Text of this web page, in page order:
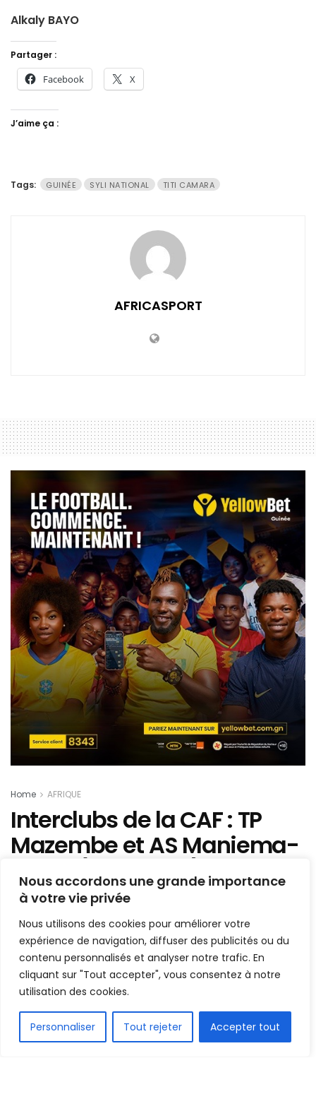
Nous accordons une grande importance
à votre vie privée
Nous utilisons des cookies pour améliorer votre
expérience de navigation, diffuser des publicités ou du
contenu personnalisés et analyser notre trafic. En
cliquant sur "Tout accepter", vous consentez à notre
utilisation des cookies.
Personnaliser Tout rejeter Accepter tout
Alkaly BAYO
Partager :
Facebook X
J’aime ça :
Tags: GUINÉE SYLI NATIONAL TITI CAMARA
AFRICASPORT
Home AFRIQUE
Interclubs de la CAF : TP
Mazembe et AS Maniema-
Union (RD Congo)
connaissent leurs
adversaires
Mis en ligne par AFRICASPORT
8 octobre 2024 Temps de lecture:2 minutes
FR